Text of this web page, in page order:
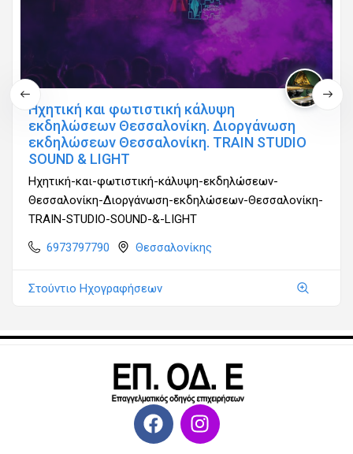
Ηχητική και φωτιστική κάλυψη
εκδηλώσεων Θεσσαλονίκη. Διοργάνωση
εκδηλώσεων Θεσσαλονίκη. TRAIN STUDIO
SOUND & LIGHT
Ηχητική-και-φωτιστική-κάλυψη-εκδηλώσεων-
Θεσσαλονίκη-Διοργάνωση-εκδηλώσεων-Θεσσαλονίκη-
TRAIN-STUDIO-SOUND-&-LIGHT
6973797790
Θεσσαλονίκης
Στούντιο Ηχογραφήσεων